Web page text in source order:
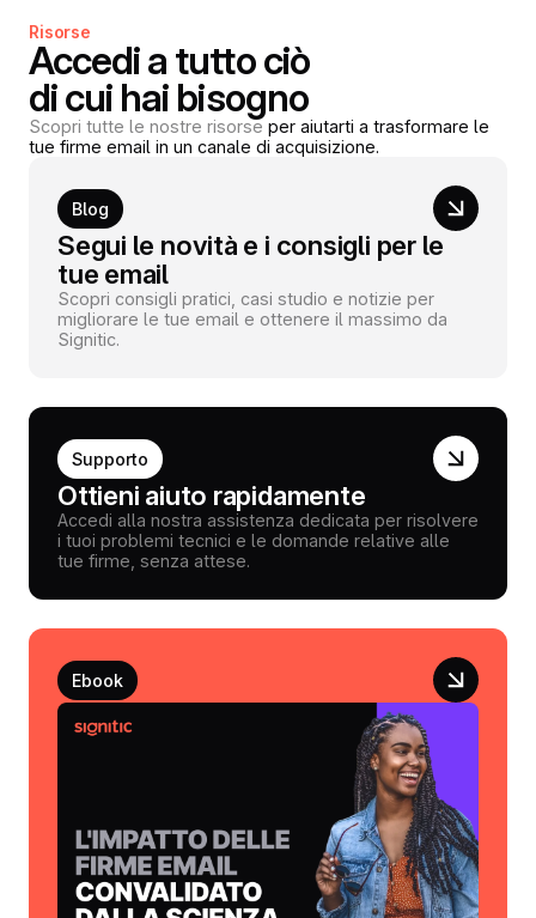
Risorse
Accedi a tutto ciò
di cui hai bisogno
Scopri tutte le nostre risorse per aiutarti a trasformare le
tue firme email in un canale di acquisizione.
Blog
Segui le novità e i consigli per le
tue email
Scopri consigli pratici, casi studio e notizie per
migliorare le tue email e ottenere il massimo da
Signitic.
Supporto
Ottieni aiuto rapidamente
Accedi alla nostra assistenza dedicata per risolvere
i tuoi problemi tecnici e le domande relative alle
tue firme, senza attese.
Ebook